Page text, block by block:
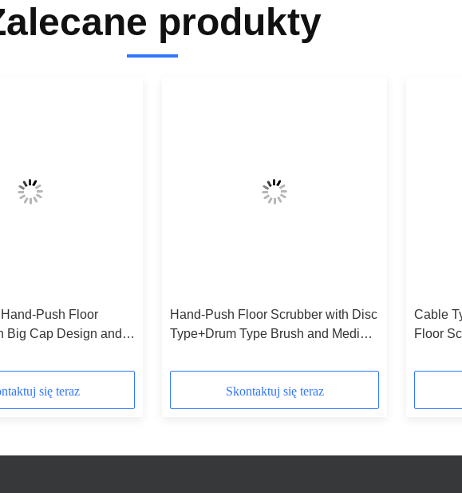
produkty
Push Floor
Big Cap Design and
się teraz
Hand-Push Floor Scrubber with Disc
Type+Drum Type Brush and Medium
Skontaktuj się teraz
Cable
Floor
55L